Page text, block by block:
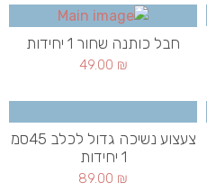
חבל כותנה שחור 1 יחידות
49.00 ₪
צעצוע נשיכה גדול לכלב 45סמ
1 יחידות
89.00 ₪